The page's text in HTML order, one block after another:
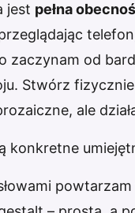
jest pełna
zaczynam od
Stwórz
ale
konkretne